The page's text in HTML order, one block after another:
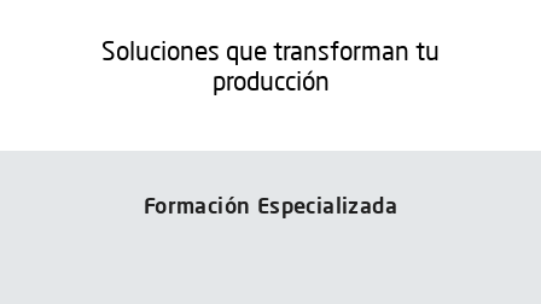
Solicita más información
Soluciones que transforman tu
producción
Formación Especializada